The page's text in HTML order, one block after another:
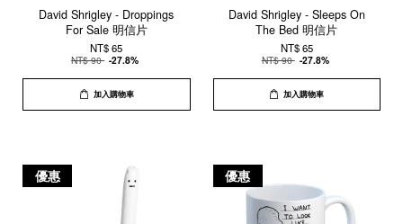
David Shrigley - Droppings
For Sale 明信片
NT$ 65
NT$ 90 -27.8%
加入購物車
David Shrigley - Sleeps On
The Bed 明信片
NT$ 65
NT$ 90 -27.8%
加入購物車
優惠 優惠